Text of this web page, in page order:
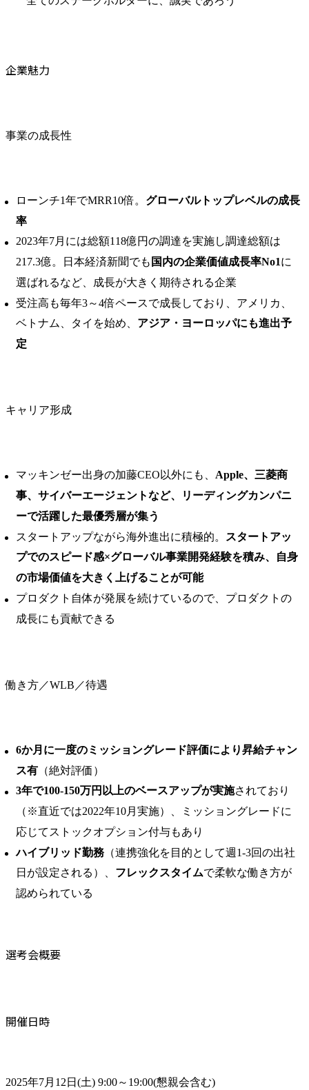
企業魅力
事業の成長性
ローンチ1年でMRR10倍。 グローバルトップレベルの成⻑
率
2023年7月には総額118億円の調達を実施し調達総額は
217.3億。日本経済新聞でも 国内の企業価値成長率No1に
選ばれるなど、成長が大きく期待される企業
受注高も毎年3～4倍ペースで成長しており、アメリカ、
ベトナム、タイを始め、 アジア・ヨーロッパにも進出予
定
キャリア形成
マッキンゼー出身の加藤CEO以外にも、 Apple、三菱商
事、サイバーエージェントなど、リーディングカンパニ
ーで活躍した最優秀層が集う
スタートアップながら海外進出に積極的。
スタートアッ
プでのスピード感×グローバル事業開発経験を積み、自身
の市場価値を大きく上げることが可能
プロダクト自体が発展を続けているので、プロダクトの
成長にも貢献できる
働き方／WLB／待遇
6か⽉に⼀度のミッショングレード評価により昇給チャン
ス有 （絶対評価）
3年で100-150万円以上のベースアップが実施されており
（※直近では2022年10月実施）、ミッショングレードに
応じてストックオプション付与もあり
ハイブリッド勤務 （連携強化を目的として週1-3回の出社
日が設定される）、 フレックスタイムで柔軟な働き方が
認められている
選考会概要
開催日時
2025年7月12日(土) 9:00～19:00(懇親会含む)